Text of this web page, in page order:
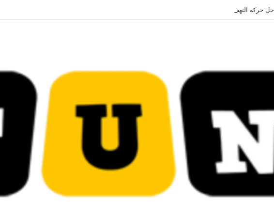
حل حركة النهضة.. و احكام قضائية في قيادات حركة النهضة بألف و400عام سجــن……